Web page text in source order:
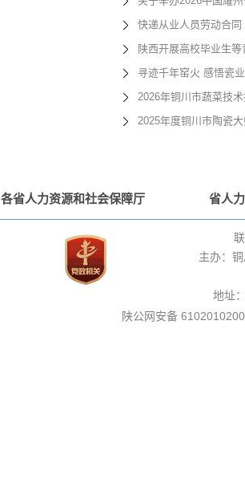
快递从业人员劳动合同
陕西开展高校毕业生
寻迹千年窑火 感悟瓷
2026年铜川市蔬菜技
2025年度铜川市陶瓷
各省人力资源和社会保障厅 省人
主办：
地址
陕公网安备